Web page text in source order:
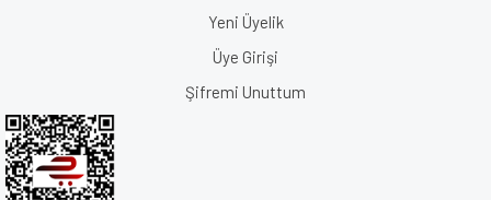
Yeni Üyelik
Üye Girişi
Şifremi Unuttum